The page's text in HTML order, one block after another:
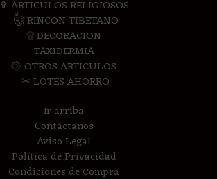
✞ ARTICULOS RELIGIOSOS
༃ RINCON TIBETANO
۩ DECORACION
TAXIDERMIA
۞ OTROS ARTICULOS
✂ LOTES AHORRO
Ir arriba
Contáctanos
Aviso Legal
Política de Privacidad
Condiciones de Compra